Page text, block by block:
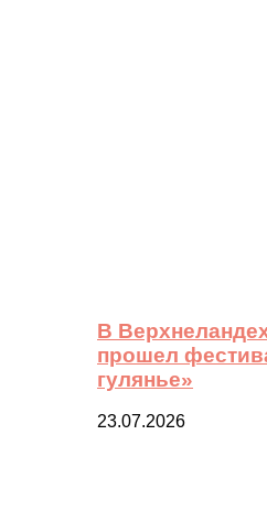
В
прошел
гулянье»
23.07.2026